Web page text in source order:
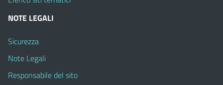
NOTE LEGALI
Sicurezza
Note Legali
Responsabile del sito